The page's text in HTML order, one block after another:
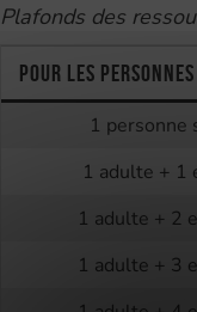
Plafonds des
Pour les
1 personne
1 adulte + 1
1 adulte + 2
1 adulte + 3